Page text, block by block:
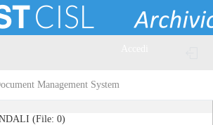
Management System
(File: 0)